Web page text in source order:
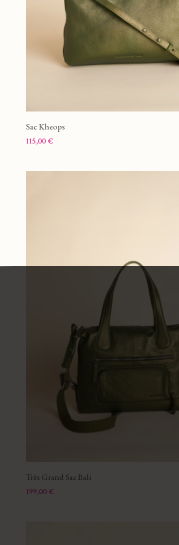
CARAMEN IRISE (1)
CARAMEL IRISE (3)
DORE FONCE
KAKI IRISE
Sac Kheops
Prix
115,00 €
Très Grand Sac Bali
Prix
199,00 €